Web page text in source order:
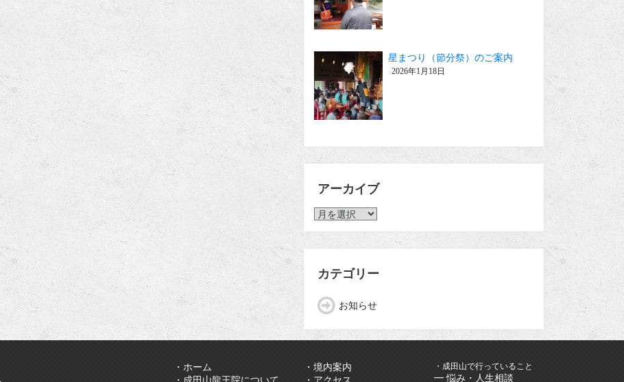
星まつり（節分祭）のご案内
2026年1月18日
アーカイブ
ア
カテゴリー
お知らせ
・ホーム
・境内案内
・成田山で行っていること
━ 悩み・人生相談